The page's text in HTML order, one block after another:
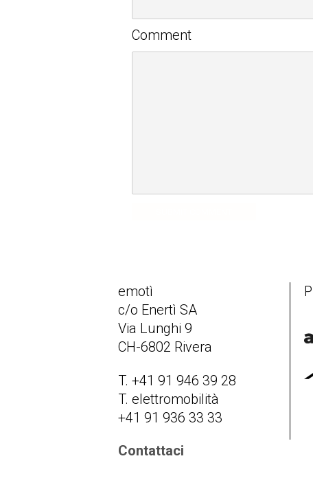
Comment
emotì
c/o Enertì SA
Via Lunghi 9
CH-6802 Rivera
T. +41 91 946 39 28
T. elettromobilità
+41 91 936 33 33
Contattaci